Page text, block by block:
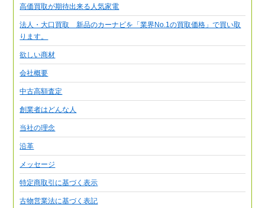
高価買取が期待出来る人気家電
法人・大口買取 新品のカーナビを「業界No.1の買取価格」で買い取
ります。
欲しい商材
会社概要
中古高額査定
創業者はどんな人
当社の理念
沿革
メッセージ
特定商取引に基づく表示
古物営業法に基づく表記